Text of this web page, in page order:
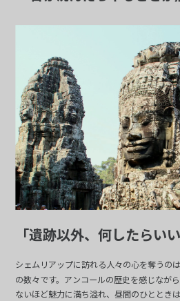
「遺跡以外、何したらい
シェムリアップに訪れる人々の心を奪うの
の数々です。アンコールの歴史を感じなが
ないほど魅力に満ち溢れ、昼間のひととき